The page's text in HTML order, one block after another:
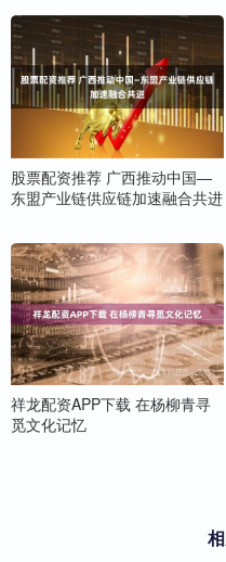
股票配资推荐 广西推动中国—
东盟产业链供应链加速融合共进
祥龙配资APP下载 在杨柳青寻
觅文化记忆